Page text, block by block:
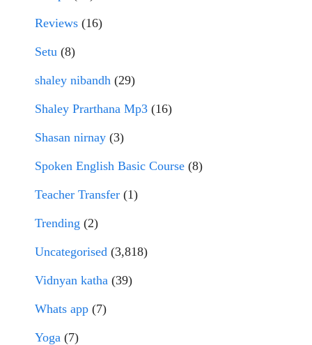
Reviews (16)
Setu (8)
shaley nibandh (29)
Shaley Prarthana Mp3 (16)
Shasan nirnay (3)
Spoken English Basic Course (8)
Teacher Transfer (1)
Trending (2)
Uncategorised (3,818)
Vidnyan katha (39)
Whats app (7)
Yoga (7)